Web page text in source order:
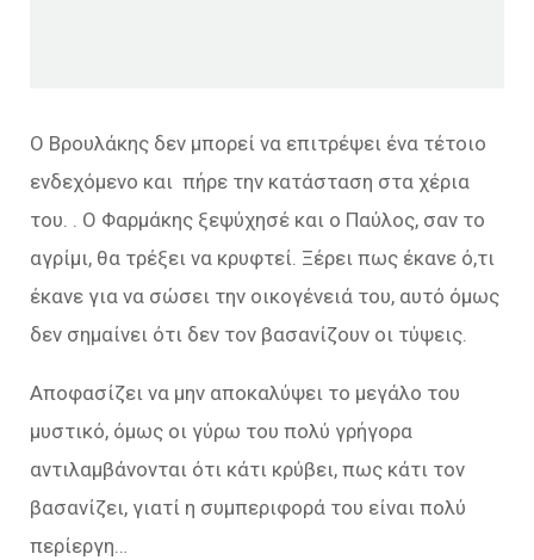
Ο Βρουλάκης δεν μπορεί να επιτρέψει ένα τέτοιο
ενδεχόμενο και πήρε την κατάσταση στα χέρια
του. . Ο Φαρμάκης ξεψύχησέ και ο Παύλος, σαν το
αγρίμι, θα τρέξει να κρυφτεί. Ξέρει πως έκανε ό,τι
έκανε για να σώσει την οικογένειά του, αυτό όμως
δεν σημαίνει ότι δεν τον βασανίζουν οι τύψεις.
Αποφασίζει να μην αποκαλύψει το μεγάλο του
μυστικό, όμως οι γύρω του πολύ γρήγορα
αντιλαμβάνονται ότι κάτι κρύβει, πως κάτι τον
βασανίζει, γιατί η συμπεριφορά του είναι πολύ
περίεργη…